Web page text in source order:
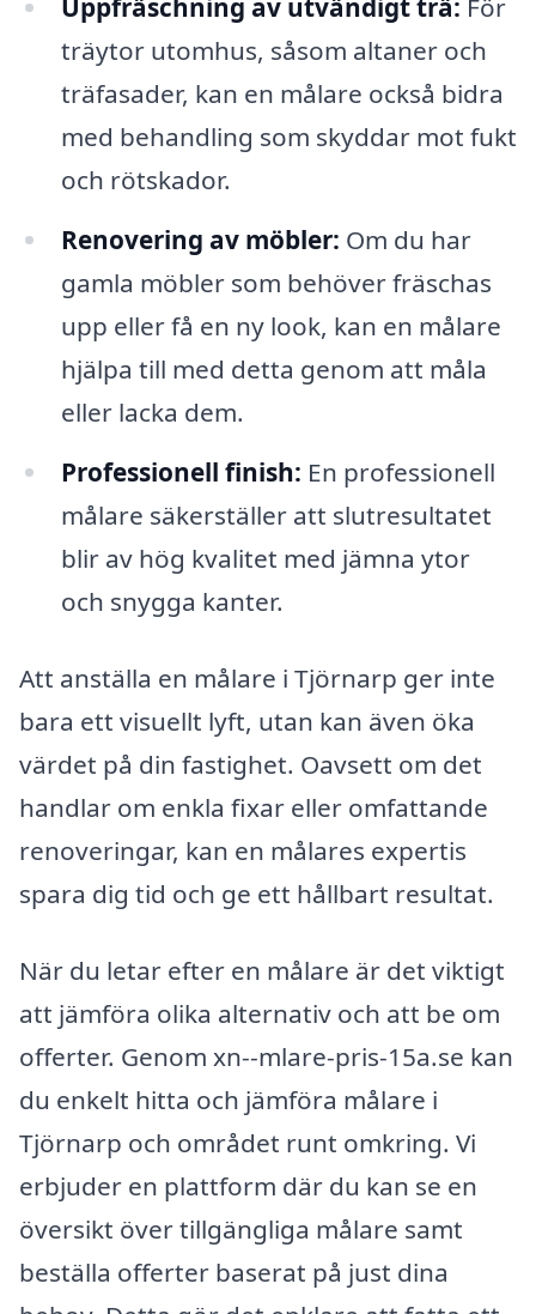
Uppfräschning av utvändigt trä: För
träytor utomhus, såsom altaner och
träfasader, kan en målare också bidra
med behandling som skyddar mot fukt
och rötskador.
Renovering av möbler: Om du har
gamla möbler som behöver fräschas
upp eller få en ny look, kan en målare
hjälpa till med detta genom att måla
eller lacka dem.
Professionell finish: En professionell
målare säkerställer att slutresultatet
blir av hög kvalitet med jämna ytor
och snygga kanter.
Att anställa en målare i Tjörnarp ger inte
bara ett visuellt lyft, utan kan även öka
värdet på din fastighet. Oavsett om det
handlar om enkla fixar eller omfattande
renoveringar, kan en målares expertis
spara dig tid och ge ett hållbart resultat.
När du letar efter en målare är det viktigt
att jämföra olika alternativ och att be om
offerter. Genom xn--mlare-pris-15a.se kan
du enkelt hitta och jämföra målare i
Tjörnarp och området runt omkring. Vi
erbjuder en plattform där du kan se en
översikt över tillgängliga målare samt
beställa offerter baserat på just dina